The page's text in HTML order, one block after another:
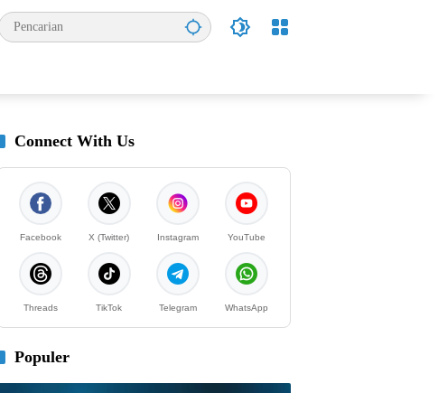
Connect With Us
Facebook X (Twitter) Instagram YouTube
Threads TikTok Telegram WhatsApp
Populer